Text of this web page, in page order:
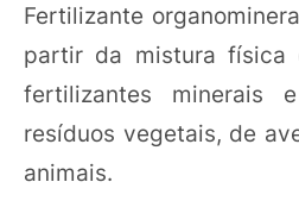
Fertilizante
partir da mistura física
fertilizantes minerais
resíduos vegetais, de
animais.